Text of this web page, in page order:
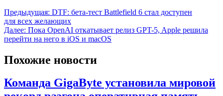
Предыдущая: DTF: бета-тест Battlefield 6 стал доступен
для всех желающих
Далее: Пока OpenAI откатывает релиз GPT-5, Apple решила
перейти на него в iOS и macOS
Похожие новости
Команда GigaByte установила мировой